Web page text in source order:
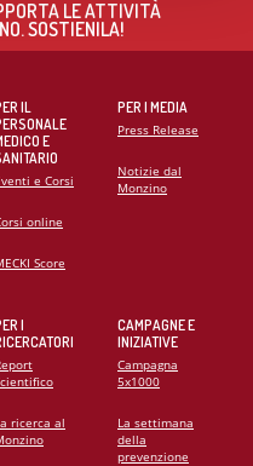
LE ATTIVITÀ
SOSTIENILA!
IL
E
e Corsi
online
Score
I
ricerca al
PER I MEDIA
Press Release
Notizie dal
Monzino
CAMPAGNE E
INIZIATIVE
Campagna
5x1000
La settimana
della
prevenzione